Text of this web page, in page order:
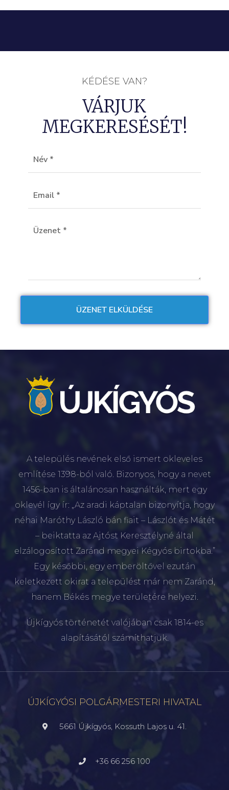
KÉDÉSE VAN?
VÁRJUK
MEGKERESÉSÉT!
A település nevének első ismert okleveles
említése 1398-ból való. Bizonyos, hogy a nevet
1456-ban is általánosan használták, mert egy
oklevél így ír: „Az aradi káptalan bizonyítja, hogy
néhai Maróthy László bán fiait – Lászlót és Mátét
– beiktatta az Ajtóst Keresztélyné által
elzálogosított Zaránd megyei Kégyós birtokba.”
Egy későbbi, egy emberöltővel ezután
keletkezett okirat a települést már nem Zaránd,
hanem Békés megye területére helyezi.
Újkígyós történetét valójában csak 1814-es
alapításától számíthatjuk.
ÚJKÍGYÓSI POLGÁRMESTERI HIVATAL
5661 Újkígyós, Kossuth Lajos u. 41.
+36 66 256 100